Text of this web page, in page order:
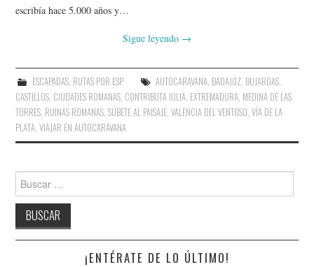
escribía hace 5.000 años y…
Sigue leyendo →
ESCAPADAS, RUTAS POR ESP AUTOCARAVANA, BADAJOZ, BUJARDAS,
CASTILLOS, CIUDADES ROMANAS, CONTRIBUTA IULIA, EXTREMADURA, MEDINA DE LAS
TORRES, RUINAS ROMANAS,SÚBETE AL PAISAJE,VALENCIA DEL VENTOSO,VÍA DE LA
PLATA,VIAJAR EN AUTOCARAVANA
Buscar:
¡ENTÉRATE DE LO ÚLTIMO!